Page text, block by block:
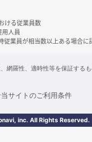
ける従業員数
人員
業員が相当数以上ある場合に
網羅性、適時性等を保証する
当サイトのご利用条件
inc. All Rights Reserved.